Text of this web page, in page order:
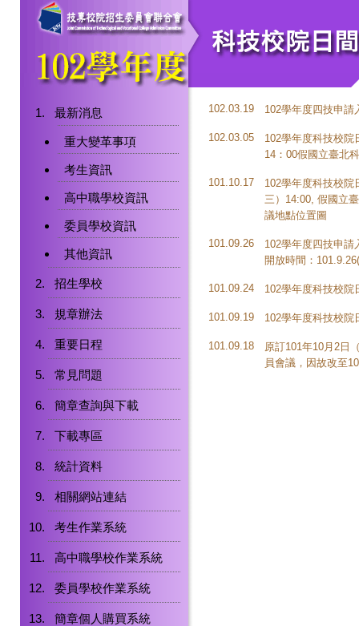
最新消息
重大變革事項
考生資訊
高中職學校資訊
委員學校資訊
其他資訊
招生學校
規章辦法
重要日程
常見問題
簡章查詢與下載
下載專區
統計資料
相關網站連結
考生作業系統
高中職學校作業系統
委員學校作業系統
簡章個人購買系統
102.03.19 102學年度四技申
102.03.05
102學年度科技校院
14：00假國立臺北
101.10.17
102學年度科技校院
三）14:00, 假國立
議地點位置圖
101.09.26
102學年度四技申請
開放時間：
101.09.24 102學年度科技校
101.09.19 102學年度科技校
101.09.18
原訂101年10月2日
員會議，因故改至